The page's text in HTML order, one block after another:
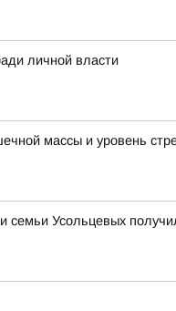
личной власти
массы и уровень
семьи Усольцевых